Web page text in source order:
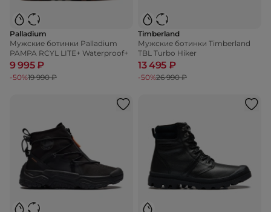
Palladium
Мужские ботинки Palladium
PAMPA RCYL LITE+ Waterproof+
9 995 ₽
-50%19 990 ₽
Timberland
Мужские ботинки Timberland
TBL Turbo Hiker
13 495 ₽
-50%26 990 ₽